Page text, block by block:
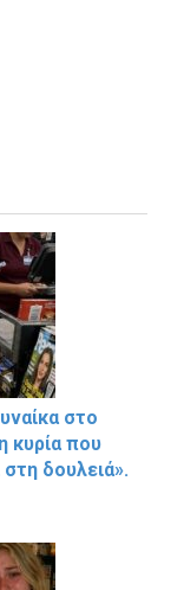
στο
κυρία που
δουλειά».